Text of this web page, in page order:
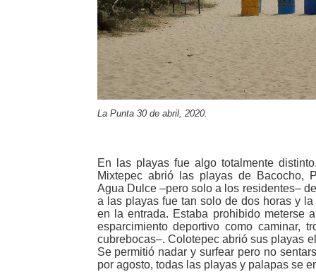
La Punta 30 de abril, 2020.
En las playas fue algo totalmente
Mixtepec abrió las playas de Bacocho,
Agua Dulce –pero solo a los residentes–
a las playas fue tan solo de dos horas y
en la entrada. Estaba prohibido meterse
esparcimiento deportivo como caminar,
cubrebocas–. Colotepec abrió sus playas
Se permitió nadar y surfear pero no
por agosto, todas las playas y palapas se